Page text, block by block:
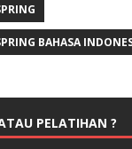
BAHASA
PELATIHAN ?